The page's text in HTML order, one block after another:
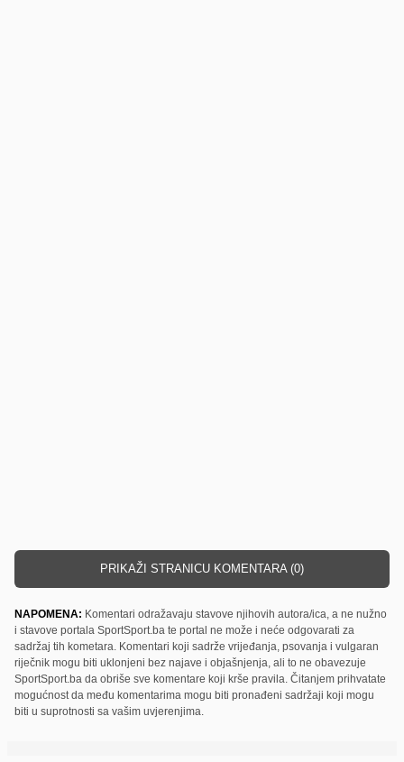
PRIKAŽI STRANICU KOMENTARA (0)
NAPOMENA: Komentari odražavaju stavove njihovih autora/ica, a ne nužno
i stavove portala SportSport.ba te portal ne može i neće odgovarati za
sadržaj tih kometara. Komentari koji sadrže vrijeđanja, psovanja i vulgaran
riječnik mogu biti uklonjeni bez najave i objašnjenja, ali to ne obavezuje
SportSport.ba da obriše sve komentare koji krše pravila. Čitanjem prihvatate
mogućnost da među komentarima mogu biti pronađeni sadržaji koji mogu
biti u suprotnosti sa vašim uvjerenjima.